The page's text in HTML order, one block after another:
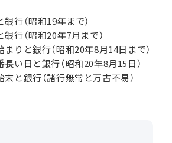
行（昭和19年まで）
行（昭和20年7月まで）
りと銀行（昭和20年8月14日まで）
い日と銀行（昭和20年8月15日）
と銀行（諸行無常と万古不易）